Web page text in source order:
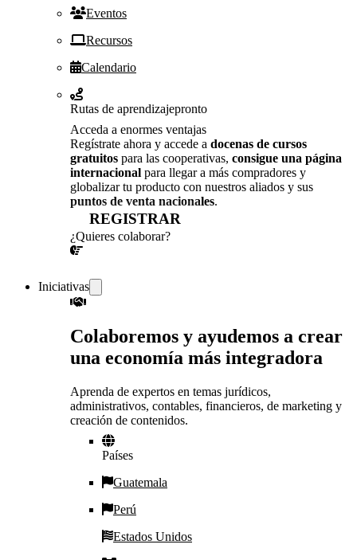
Eventos
Recursos
Calendario
Rutas de aprendizajepronto
Acceda a enormes ventajas
Regístrate ahora y accede a docenas de cursos
gratuitos para las cooperativas, consigue una página
internacional para llegar a más compradores y
globalizar tu producto con nuestros aliados y sus
puntos de venta nacionales.
REGISTRAR
¿Quieres colaborar?
Iniciativas
Colaboremos y ayudemos a crear
una economía más integradora
Aprenda de expertos en temas jurídicos,
administrativos, contables, financieros, de marketing y
creación de contenidos.
Países
Guatemala
Perú
Estados Unidos